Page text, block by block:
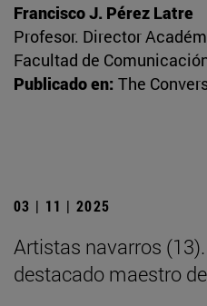
Francisco J. Pérez Latre
Profesor. Director
Facultad de
Publicado en: The
03 | 11 | 2025
Artistas navarros
destacado maestro